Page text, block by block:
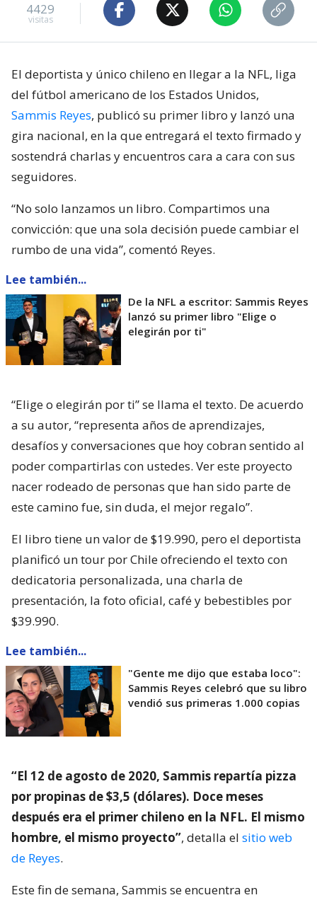
4429
visitas
El deportista y único chileno en llegar a la NFL, liga
del fútbol americano de los Estados Unidos,
Sammis Reyes, publicó su primer libro y lanzó una
gira nacional, en la que entregará el texto firmado y
sostendrá charlas y encuentros cara a cara con sus
seguidores.
“No solo lanzamos un libro. Compartimos una
convicción: que una sola decisión puede cambiar el
rumbo de una vida”, comentó Reyes.
Lee también...
De la NFL a escritor: Sammis Reyes
lanzó su primer libro "Elige o
elegirán por ti"
“Elige o elegirán por ti” se llama el texto. De acuerdo
a su autor, “representa años de aprendizajes,
desafíos y conversaciones que hoy cobran sentido al
poder compartirlas con ustedes. Ver este proyecto
nacer rodeado de personas que han sido parte de
este camino fue, sin duda, el mejor regalo”.
El libro tiene un valor de $19.990, pero el deportista
planificó un tour por Chile ofreciendo el texto con
dedicatoria personalizada, una charla de
presentación, la foto oficial, café y bebestibles por
$39.990.
Lee también...
"Gente me dijo que estaba loco":
Sammis Reyes celebró que su libro
vendió sus primeras 1.000 copias
“El 12 de agosto de 2020, Sammis repartía pizza
por propinas de $3,5 (dólares). Doce meses
después era el primer chileno en la NFL. El mismo
hombre, el mismo proyecto”, detalla el sitio web
de Reyes.
Este fin de semana, Sammis se encuentra en